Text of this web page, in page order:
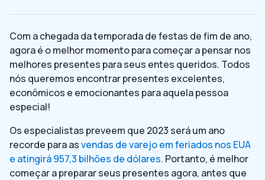
Com a chegada da temporada de festas de fim de ano,
agora é o melhor momento para começar a pensar nos
melhores presentes para seus entes queridos. Todos
nós queremos encontrar presentes excelentes,
econômicos e emocionantes para aquela pessoa
especial!
Os especialistas preveem que 2023 será um ano
recorde para asvendas de varejo em feriados nos EUA
e atingirá 957,3 bilhões de dólares. Portanto, é melhor
começar a preparar seus presentes agora, antes que